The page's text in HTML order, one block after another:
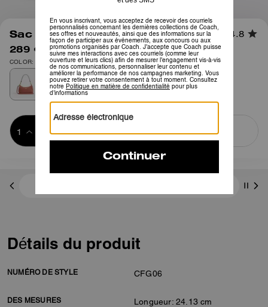
1/13
Sac Bandoulière Teri 4.8
289 € 450 €
COLOR: Or/Blush Rose
panier
ACHETER MAINTENANT
Détails du produit
NUMÉRO DE STYLE CFG06
DES MESURES
Longueur: 24.13 cm